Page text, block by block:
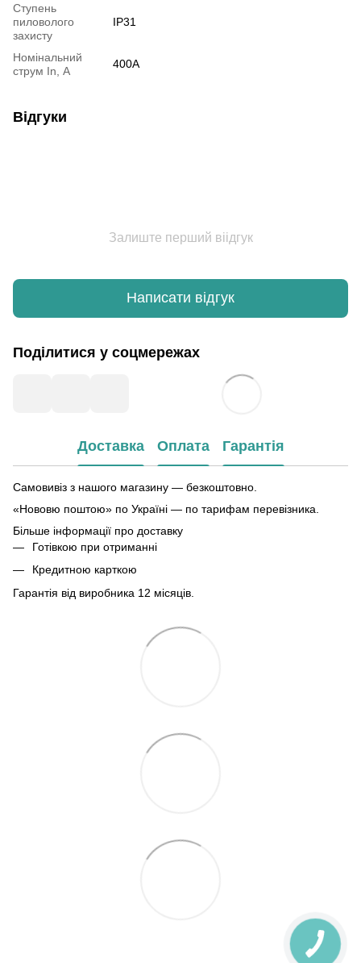
Ступень
пиловолого
захисту
IP31
Номінальний
струм In, А
400A
Відгуки
Залиште перший віідгук
Написати відгук
Поділитися у соцмережах
Доставка Оплата Гарантія
Самовивіз з нашого магазину — безкоштовно.
«Нововю поштою» по Україні — по тарифам перевізника.
Більше інформації про доставку
Готівкою при отриманні
Кредитною карткою
Гарантія від виробника 12 місяців.